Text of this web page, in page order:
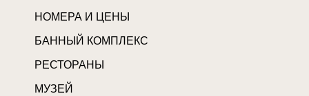
НОМЕРА И ЦЕНЫ
БАННЫЙ КОМПЛЕКС
РЕСТОРАНЫ
МУЗЕЙ